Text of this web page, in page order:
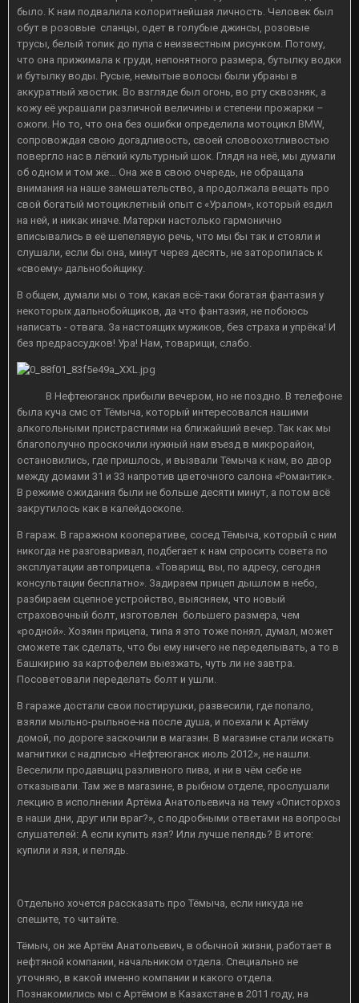
было. К нам подвалила колоритнейшая личность. Человек был
обут в розовые сланцы, одет в голубые джинсы, розовые
трусы, белый топик до пупа с неизвестным рисунком. Потому,
что она прижимала к груди, непонятного размера, бутылку водки
и бутылку воды. Русые, немытые волосы были убраны в
аккуратный хвостик. Во взгляде был огонь, во рту сквозняк, а
кожу её украшали различной величины и степени прожарки –
ожоги. Но то, что она без ошибки определила мотоцикл BMW,
сопровождая свою догадливость, своей словоохотливостью
повергло нас в лёгкий культурный шок. Глядя на неё, мы думали
об одном и том же... Она же в свою очередь, не обращала
внимания на наше замешательство, а продолжала вещать про
свой богатый мотоциклетный опыт с «Уралом», который ездил
на ней, и никак иначе. Матерки настолько гармонично
вписывались в её шепелявую речь, что мы бы так и стояли и
слушали, если бы она, минут через десять, не заторопилась к
«своему» дальнобойщику.
В общем, думали мы о том, какая всё-таки богатая фантазия у
некоторых дальнобойщиков, да что фантазия, не побоюсь
написать - отвага. За настоящих мужиков, без страха и упрёка! И
без предрассудков! Ура! Нам, товарищи, слабо.
В Нефтеюганск прибыли вечером, но не поздно. В телефоне
была куча смс от Тёмыча, который интересовался нашими
алкогольными пристрастиями на ближайший вечер. Так как мы
благополучно проскочили нужный нам въезд в микрорайон,
остановились, где пришлось, и вызвали Тёмыча к нам, во двор
между домами 31 и 33 напротив цветочного салона «Романтик».
В режиме ожидания были не больше десяти минут, а потом всё
закрутилось как в калейдоскопе.
В гараж. В гаражном кооперативе, сосед Тёмыча, который с ним
никогда не разговаривал, подбегает к нам спросить совета по
эксплуатации автоприцепа. «Товарищ, вы, по адресу, сегодня
консультации бесплатно». Задираем прицеп дышлом в небо,
разбираем сцепное устройство, выясняем, что новый
страховочный болт, изготовлен большего размера, чем
«родной». Хозяин прицепа, типа я это тоже понял, думал, может
сможете так сделать, что бы ему ничего не переделывать, а то в
Башкирию за картофелем выезжать, чуть ли не завтра.
Посоветовали переделать болт и ушли.
В гараже достали свои постирушки, развесили, где попало,
взяли мыльно-рыльное-на после душа, и поехали к Артёму
домой, по дороге заскочили в магазин. В магазине стали искать
магнитики с надписью «Нефтеюганск июль 2012», не нашли.
Веселили продавщиц разливного пива, и ни в чём себе не
отказывали. Там же в магазине, в рыбном отделе, прослушали
лекцию в исполнении Артёма Анатольевича на тему «Описторхоз
в наши дни, друг или враг?», с подробными ответами на вопросы
слушателей: А если купить язя? Или лучше пелядь? В итоге:
купили и язя, и пелядь.
Отдельно хочется рассказать про Тёмыча, если никуда не
спешите, то читайте.
Тёмыч, он же Артём Анатольевич, в обычной жизни, работает в
нефтяной компании, начальником отдела. Специально не
уточняю, в какой именно компании и какого отдела.
Познакомились мы с Артёмом в Казахстане в 2011 году, на